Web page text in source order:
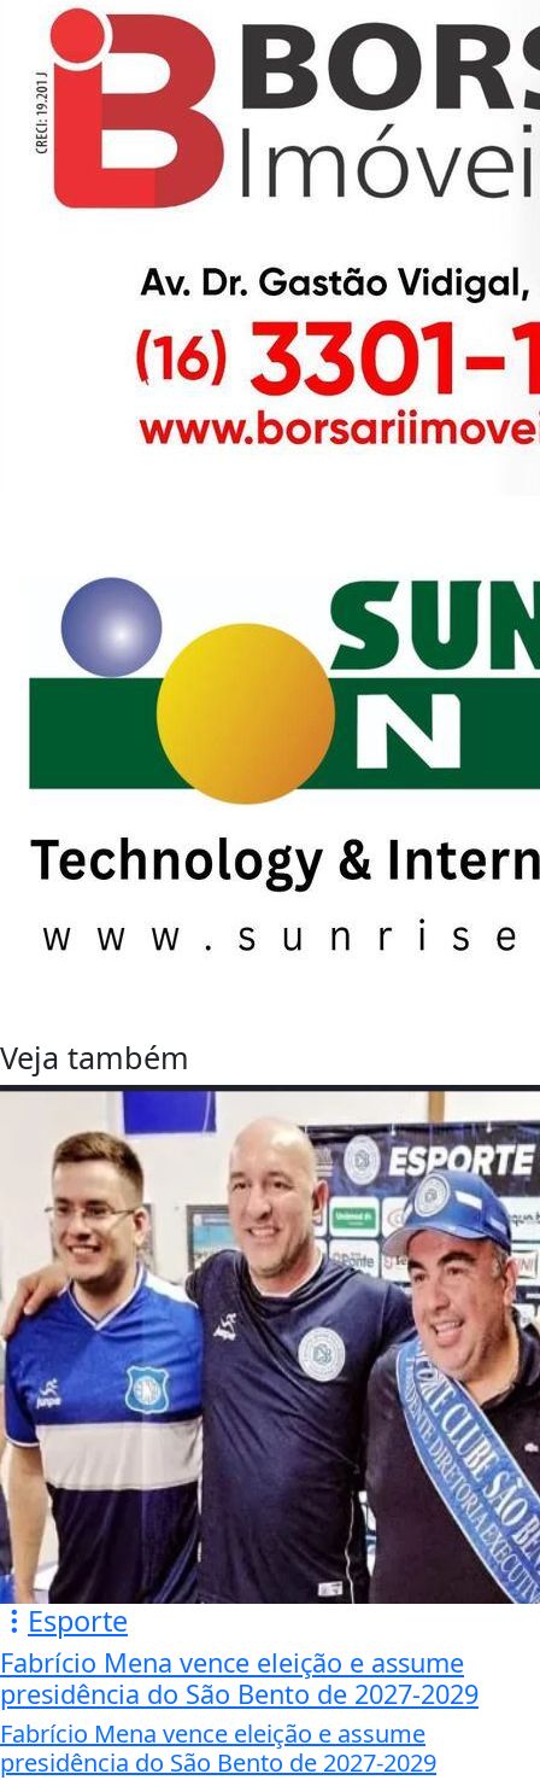
Veja também
Esporte
Fabrício Mena vence eleição e assume
presidência do São Bento de 2027-2029
Fabrício Mena vence eleição e assume
presidência do São Bento de 2027-2029